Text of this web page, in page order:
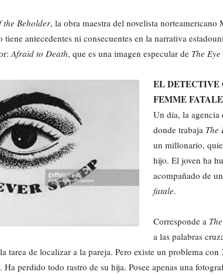
the Beholder, la obra maestra del novelista norteamericano
tiene antecedentes ni consecuentes en la narrativa
Afraid to Death, que es una imagen especular de The
EL DETECTIVE
FEMME FATALE
Un día, la agencia
donde trabaja The
un millonario,
hijo. El joven ha
acompañado de
fatale.
Corresponde a
a las palabras
tarea de localizar a la pareja. Pero existe un problema con
Ha perdido todo rastro de su hija. Posee apenas una